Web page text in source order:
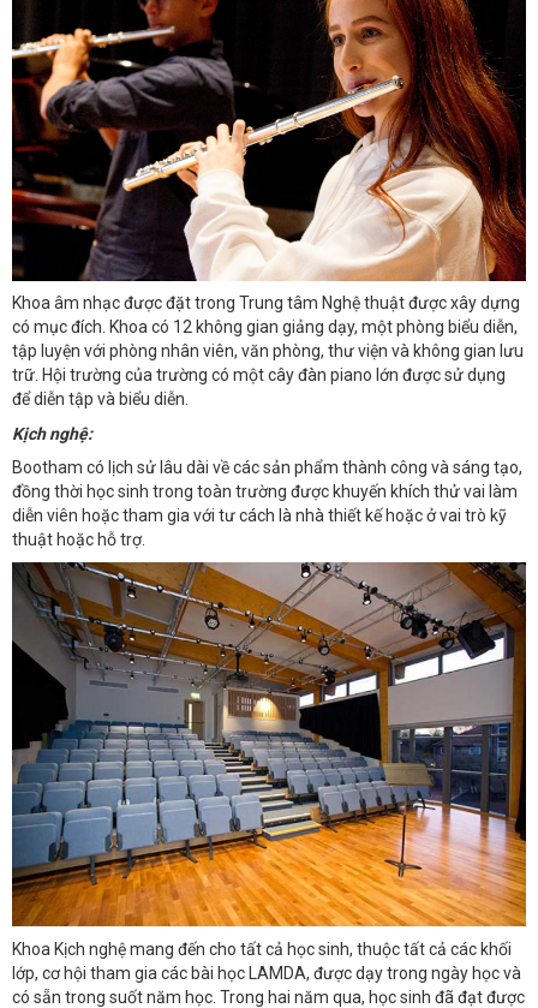
Khoa âm nhạc được đặt trong Trung tâm Nghệ thuật được xây dựng
có mục đích. Khoa có 12 không gian giảng dạy, một phòng biểu diễn,
tập luyện với phòng nhân viên, văn phòng, thư viện và không gian lưu
trữ. Hội trường của trường có một cây đàn piano lớn được sử dụng
để diễn tập và biểu diễn.
Kịch nghệ:
Bootham có lịch sử lâu dài về các sản phẩm thành công và sáng tạo,
đồng thời học sinh trong toàn trường được khuyến khích thử vai làm
diễn viên hoặc tham gia với tư cách là nhà thiết kế hoặc ở vai trò kỹ
thuật hoặc hỗ trợ.
Khoa Kịch nghệ mang đến cho tất cả học sinh, thuộc tất cả các khối
lớp, cơ hội tham gia các bài học LAMDA, được dạy trong ngày học và
có sẵn trong suốt năm học. Trong hai năm qua, học sinh đã đạt được